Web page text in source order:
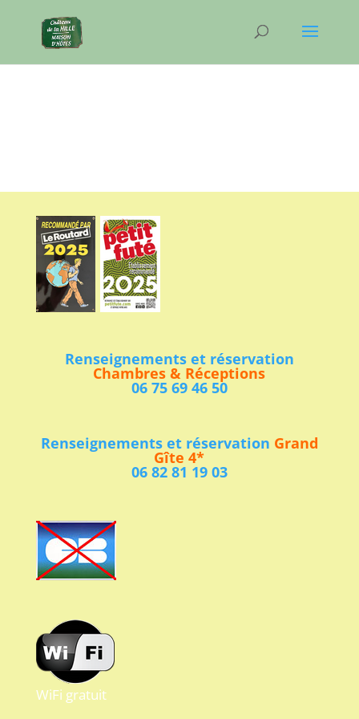
Renseignements et réservation
Chambres & Réceptions
06 75 69 46 50
Renseignements et réservation Grand
Gîte 4*
06 82 81 19 03
WiFi gratuit